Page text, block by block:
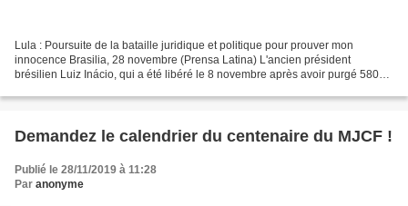
Lula : Poursuite de la bataille juridique et politique pour prouver mon
innocence Brasilia, 28 novembre (Prensa Latina) L'ancien président
brésilien Luiz Inácio, qui a été libéré le 8 novembre après avoir purgé 580
Demandez le calendrier du centenaire du MJCF !
Publié le 28/11/2019 à 11:28
Par anonyme